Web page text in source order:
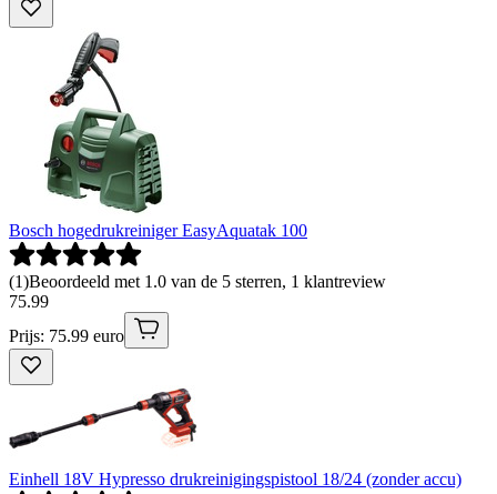
Bosch hogedrukreiniger EasyAquatak 100
(1)Beoordeeld met 1.0 van de 5 sterren, 1 klantreview
75.99
Prijs: 75.99 euro
Einhell 18V Hypresso drukreinigingspistool 18/24 (zonder accu)